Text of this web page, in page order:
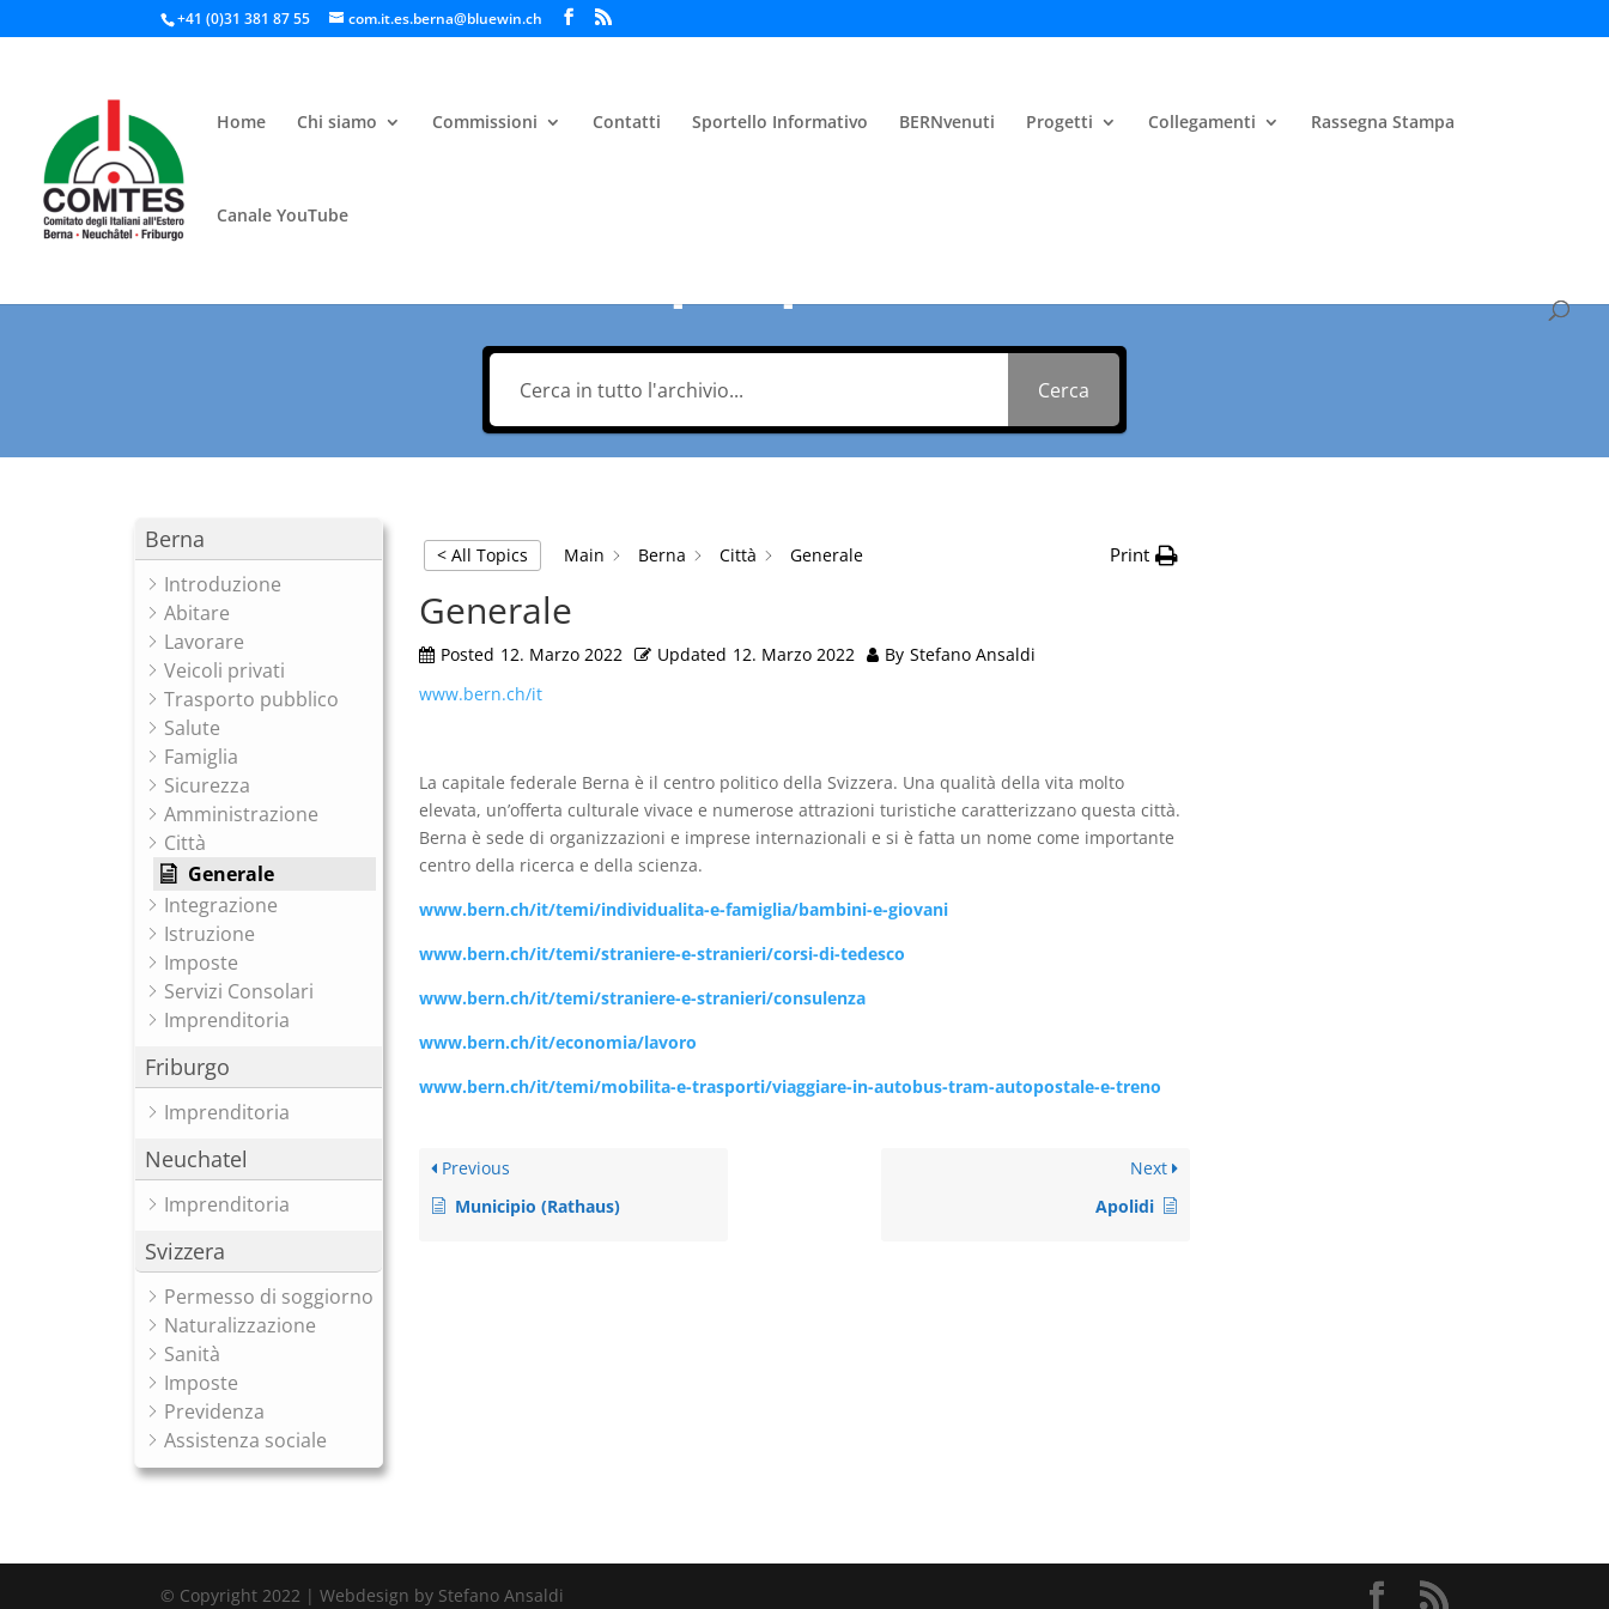
+41 (0)31 381 87 55 com.it.es.berna@bluewin.ch
Home Chi siamo Commissioni Contatti Sportello Informativo BERNvenuti Progetti Collegamenti Rassegna Stampa
Canale YouTube
Cerca
Berna
Introduzione
Abitare
Lavorare
Veicoli privati
Trasporto pubblico
Salute
Famiglia
Sicurezza
Amministrazione
Città
Generale
Integrazione
Istruzione
Imposte
Servizi Consolari
Imprenditoria
Friburgo
Imprenditoria
Neuchatel
Imprenditoria
Svizzera
Permesso di soggiorno
Naturalizzazione
Sanità
Imposte
Previdenza
Assistenza sociale
< All Topics Main Berna Città Generale Print
Generale
Posted 12. Marzo 2022 Updated 12. Marzo 2022 By Stefano Ansaldi
www.bern.ch/it
La capitale federale Berna è il centro politico della Svizzera. Una qualità della vita molto
elevata, un’offerta culturale vivace e numerose attrazioni turistiche caratterizzano questa città.
Berna è sede di organizzazioni e imprese internazionali e si è fatta un nome come importante
centro della ricerca e della scienza.
www.bern.ch/it/temi/individualita-e-famiglia/bambini-e-giovani
www.bern.ch/it/temi/straniere-e-stranieri/corsi-di-tedesco
www.bern.ch/it/temi/straniere-e-stranieri/consulenza
www.bern.ch/it/economia/lavoro
www.bern.ch/it/temi/mobilita-e-trasporti/viaggiare-in-autobus-tram-autopostale-e-treno
Previous
Municipio (Rathaus)
Next
Apolidi
© Copyright 2022 | Webdesign by Stefano Ansaldi